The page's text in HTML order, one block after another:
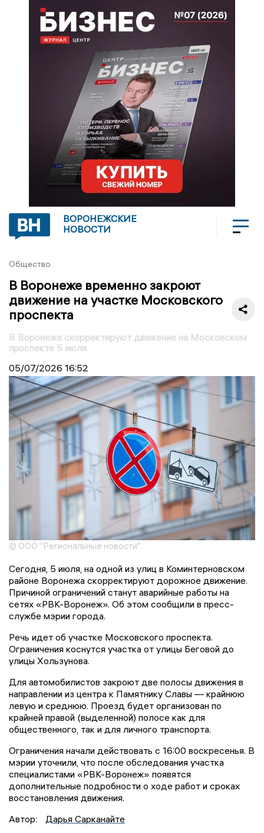
ВОРОНЕЖСКИЕ
НОВОСТИ
Общество
В Воронеже временно закроют
движение на участке Московского
проспекта
В Воронеже скорректируют движение на Московском
проспекте 5 июля
05/07/2026 16:52
© ООО "Региональные новости"
Сегодня, 5 июля, на одной из улиц в Коминтерновском
районе Воронежа скорректируют дорожное движение.
Причиной ограничений станут аварийные работы на
сетях «РВК-Воронеж». Об этом сообщили в пресс-
службе мэрии города.
Речь идет об участке Московского проспекта.
Ограничения коснутся участка от улицы Беговой до
улицы Хользунова.
Для автомобилистов закроют две полосы движения в
направлении из центра к Памятнику Славы — крайнюю
левую и среднюю. Проезд будет организован по
крайней правой (выделенной) полосе как для
общественного, так и для личного транспорта.
Ограничения начали действовать с 16:00 воскресенья. В
мэрии уточнили, что после обследования участка
специалистами «РВК-Воронеж» появятся
дополнительные подробности о ходе работ и сроках
восстановления движения.
Автор:
Дарья Сарканайте